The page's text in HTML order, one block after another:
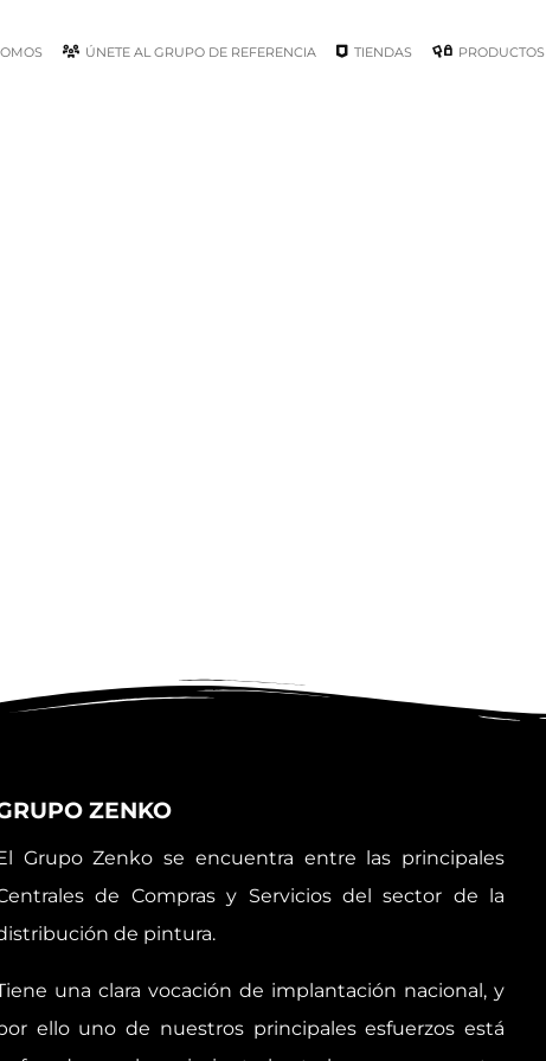
ÚNETE AL GRUPO DE REFERENCIA TIENDAS PRODUCTOS
ZENKO
Grupo Zenko se encuentra entre las principales
de Compras y Servicios del sector de la
de pintura.
una clara vocación de implantación nacional, y
ello uno de nuestros principales esfuerzos está